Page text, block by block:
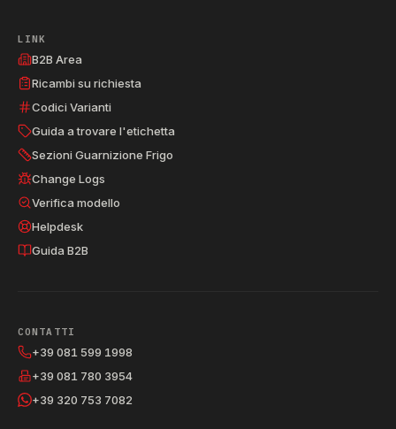
LINK
B2B Area
Ricambi su richiesta
Codici Varianti
Guida a trovare l'etichetta
Sezioni Guarnizione Frigo
Change Logs
Verifica modello
Helpdesk
Guida B2B
CONTATTI
+39 081 599 1998
+39 081 780 3954
+39 320 753 7082